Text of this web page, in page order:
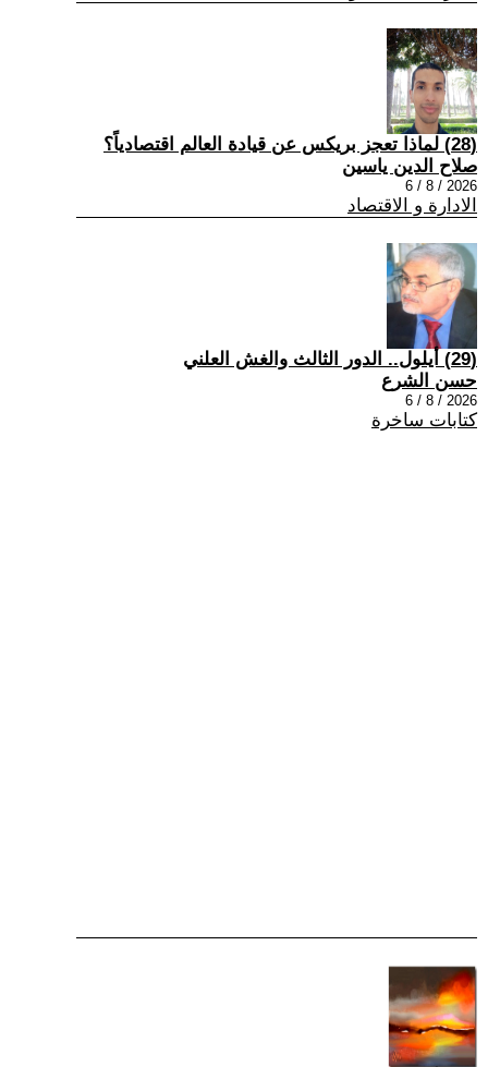
(28) لماذا تعجز بريكس عن قيادة العالم اقتصادياً؟
صلاح الدين ياسين
2026 / 8 / 6
الادارة و الاقتصاد
(29) أيلول.. الدور الثالث والغش العلني
حسن الشرع
2026 / 8 / 6
كتابات ساخرة